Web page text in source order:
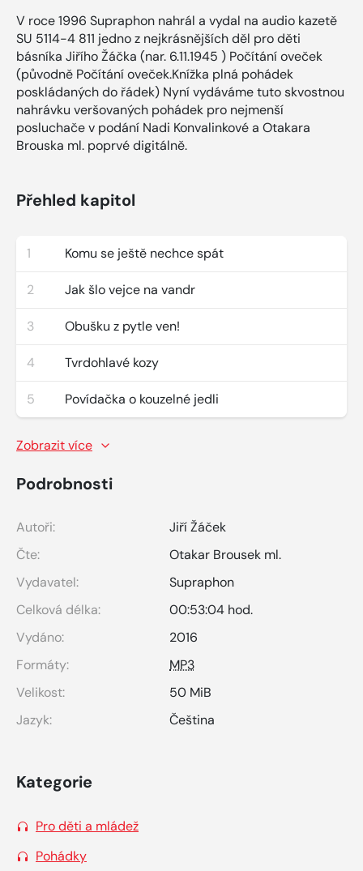
V roce 1996 Supraphon nahrál a vydal na audio kazetě
SU 5114-4 811 jedno z nejkrásnějších děl pro děti
básníka Jiřího Žáčka (nar. 6.11.1945 ) Počítání oveček
(původně Počítání oveček.Knížka plná pohádek
poskládaných do řádek) Nyní vydáváme tuto skvostnou
nahrávku veršovaných pohádek pro nejmenší
posluchače v podání Nadi Konvalinkové a Otakara
Brouska ml. poprvé digitálně.
Přehled kapitol
1 Komu se ještě nechce spát
2 Jak šlo vejce na vandr
3 Obušku z pytle ven!
4 Tvrdohlavé kozy
5 Povídačka o kouzelné jedli
Zobrazit více
Podrobnosti
Autoři:
Jiří Žáček
Čte:
Otakar Brousek ml.
Vydavatel:
Supraphon
Celková délka:
00:53:04 hod.
Vydáno:
2016
Formáty:
MP3
Velikost:
50 MiB
Jazyk:
Čeština
Kategorie
Pro děti a mládež
Pohádky